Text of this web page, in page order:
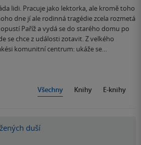
lidi. Pracuje jako lektorka, ale kromě toho
dne jí ale rodinná tragédie zcela rozmetá
Paříž a vydá se do starého domu po
se chce z události zotavit. Z velkého
komunitní centrum: ukáže se…
Všechny Knihy E-knihy
duší